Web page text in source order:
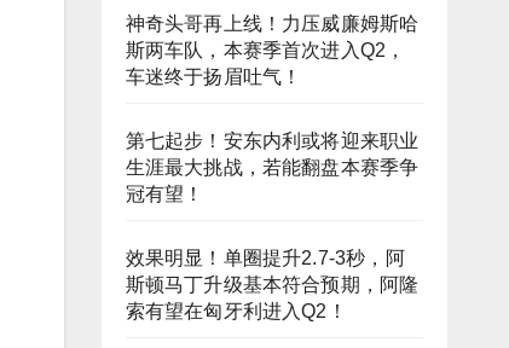
神奇头哥再上线！力压威廉姆斯哈
斯两车队，本赛季首次进入Q2，
车迷终于扬眉吐气！
第七起步！安东内利或将迎来职业
生涯最大挑战，若能翻盘本赛季争
冠有望！
效果明显！单圈提升2.7-3秒，阿
斯顿马丁升级基本符合预期，阿隆
索有望在匈牙利进入Q2！